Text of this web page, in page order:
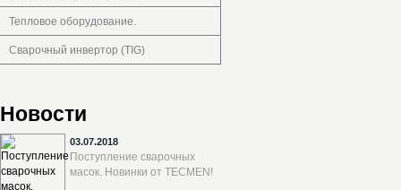
Тепловое оборудование.
Сварочный инвертор (TIG)
Новости
03.07.2018
Поступление сварочных
масок. Новинки от TECMEN!